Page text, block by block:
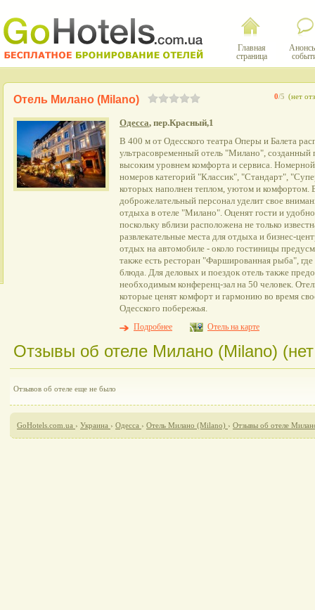
Главная
страница
0/5 (нет
Отель Милано (Milano)
Одесса, пер.Красный,1
В 400 м от Одесского театра Оперы и Балета
ультрасовременный отель "Милано", созданный
высоким уровнем комфорта и сервиса.
номеров категорий "Классик", "Стандарт",
которых наполнен теплом, уютом и комфортом.
доброжелательный персонал уделит свое
отдыха в отеле "Милано". Оценят гости и
поскольку вблизи расположена не только
развлекательные места для отдыха и бизнес-
отдых на автомобиле - около гостиницы
также есть ресторан "Фаршированная рыба",
блюда. Для деловых и поездок отель также
необходимым конференц-зал на 50 человек.
которые ценят комфорт и гармонию во время
Одесского побережья.
Подробнее
Отель на карте
Отзывы об отеле Милано (Milano)
Отзывов об отеле еще не было
GoHotels.com.ua › Украина › Одесса › Отель Милано (Milano) › Отзывы об отеле